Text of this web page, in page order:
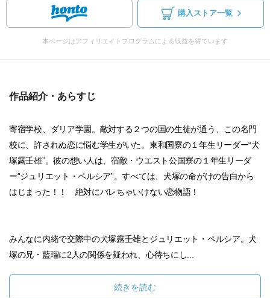
購入ストア一覧
本ページはアフィリエイトプログラムによる収益を得ています
作品紹介・あらすじ
寄宿学校、ダリア学園。敵対する２つの国の生徒が通う、この名門
校に、許されぬ恋に悩む学生がいた。東和国寮の１年生リーダー“犬
塚露壬雄”。彼の想い人は、宿敵・ウエスト公国寮の１年生リーダ
ー“ジュリエット・ペルシア”。すべては、犬塚の命がけの告白から
はじまった！！ 絶対にバレちゃいけない恋物語！
みんなに内緒で交際中の犬塚露壬雄とジュリエット・ペルシア。犬
塚の兄・藍瑠に2人の関係を疑われ、心待ちにし...
続きを読む